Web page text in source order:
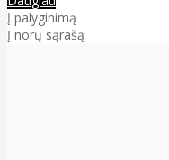
Į palyginimą
Į norų sąrašą